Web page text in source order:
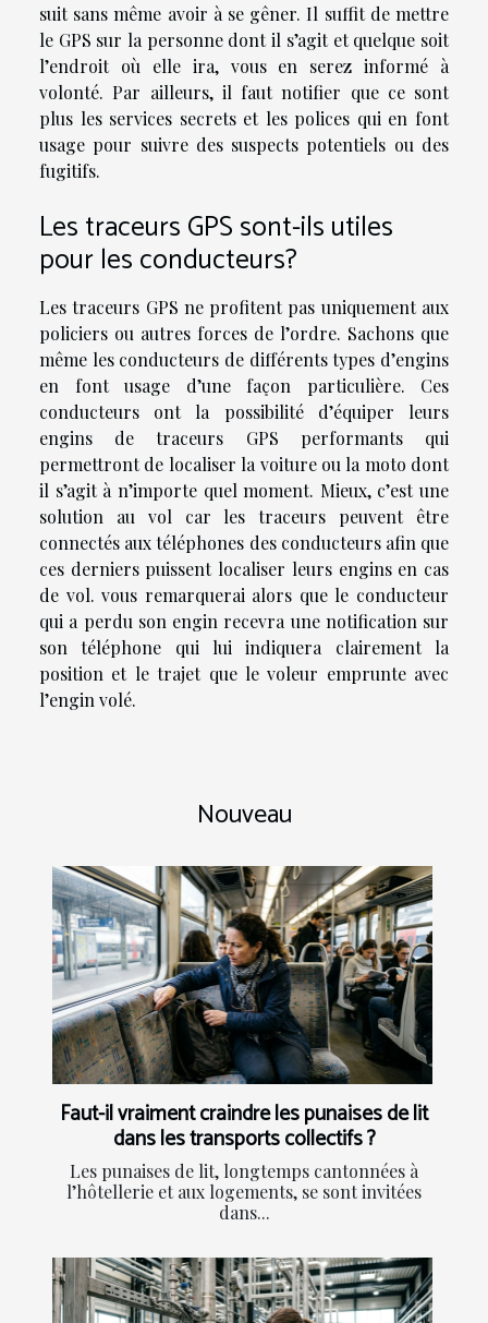
suit sans même avoir à se gêner. Il suffit de mettre
le GPS sur la personne dont il s’agit et quelque soit
l’endroit où elle ira, vous en serez informé à
volonté. Par ailleurs, il faut notifier que ce sont
plus les services secrets et les polices qui en font
usage pour suivre des suspects potentiels ou des
fugitifs.
Les traceurs GPS sont-ils utiles
pour les conducteurs?
Les traceurs GPS ne profitent pas uniquement aux
policiers ou autres forces de l’ordre. Sachons que
même les conducteurs de différents types d’engins
en font usage d’une façon particulière. Ces
conducteurs ont la possibilité d’équiper leurs
engins de traceurs GPS performants qui
permettront de localiser la voiture ou la moto dont
il s’agit à n’importe quel moment. Mieux, c’est une
solution au vol car les traceurs peuvent être
connectés aux téléphones des conducteurs afin que
ces derniers puissent localiser leurs engins en cas
de vol. vous remarquerai alors que le conducteur
qui a perdu son engin recevra une notification sur
son téléphone qui lui indiquera clairement la
position et le trajet que le voleur emprunte avec
l’engin volé.
Nouveau
Faut-il vraiment craindre les punaises de lit
dans les transports collectifs ?
Les punaises de lit, longtemps cantonnées à
l’hôtellerie et aux logements, se sont invitées
dans...